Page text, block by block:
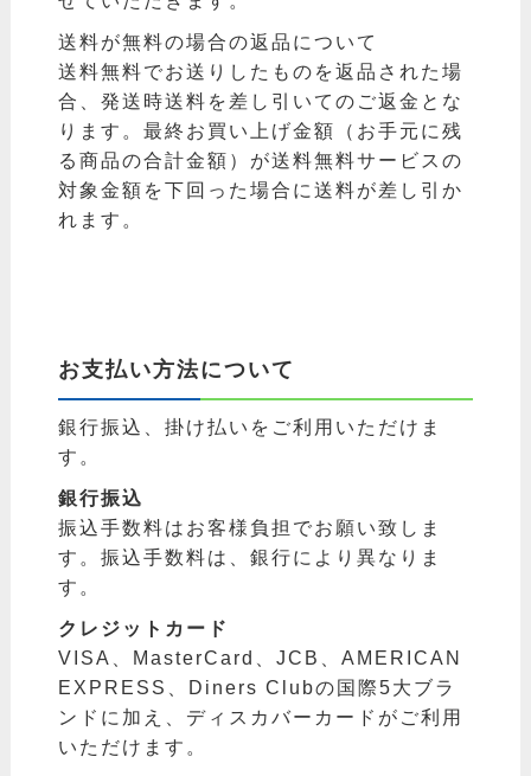
送料が無料の場合の返品について
送料無料でお送りしたものを返品された場
合、発送時送料を差し引いてのご返金とな
ります。最終お買い上げ金額（お手元に残
る商品の合計金額）が送料無料サービスの
対象金額を下回った場合に送料が差し引か
れます。
お支払い方法について
銀行振込、掛け払いをご利用いただけま
す。
銀行振込
振込手数料はお客様負担でお願い致しま
す。振込手数料は、銀行により異なりま
す。
クレジットカード
VISA、MasterCard、JCB、AMERICAN
EXPRESS、Diners Clubの国際5大ブラ
ンドに加え、ディスカバーカードがご利用
いただけます。